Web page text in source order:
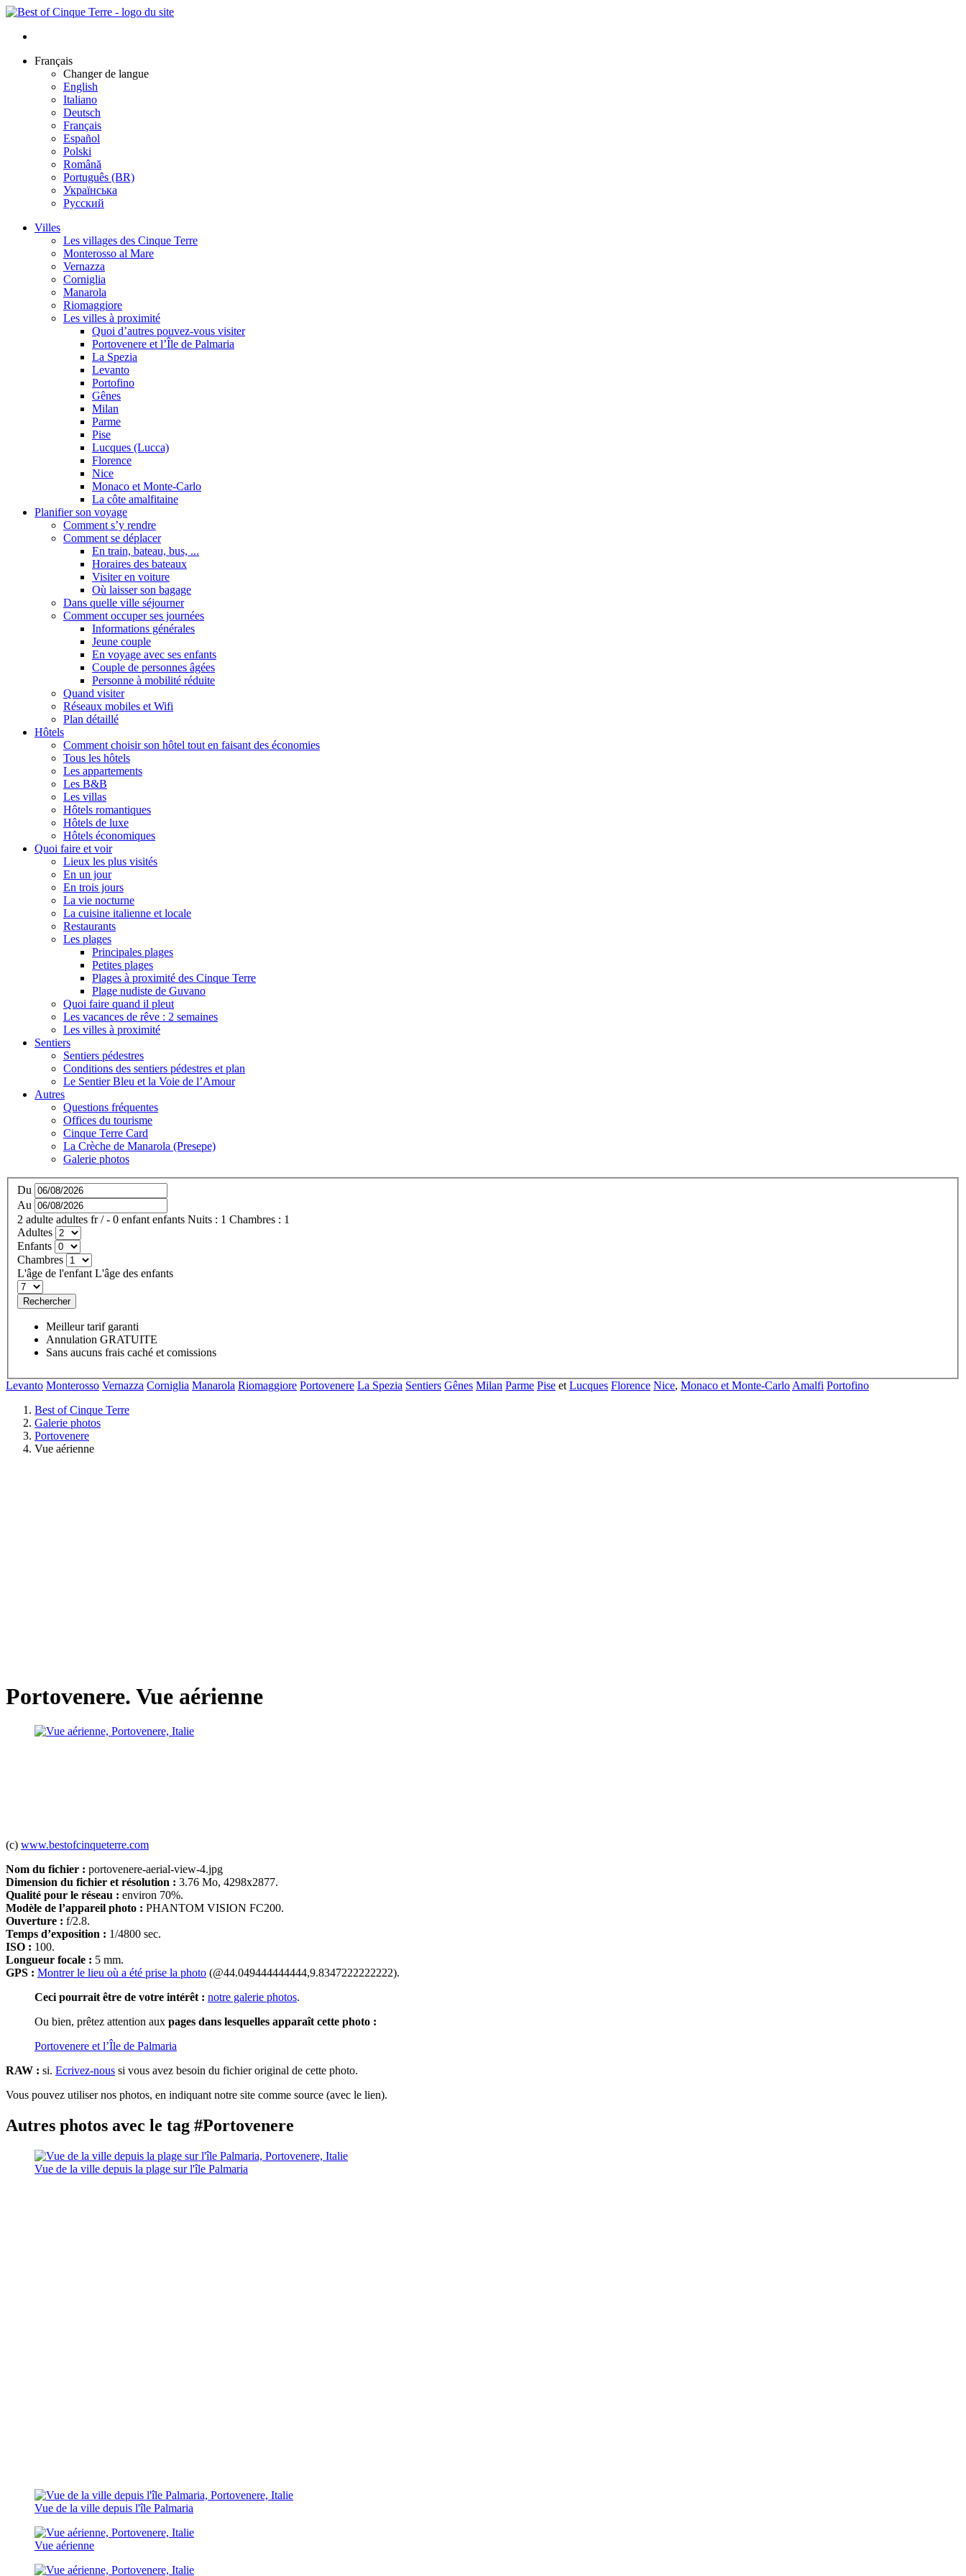
Français
Changer de langue
English
Italiano
Deutsch
Français
Español
Polski
Română
Português (BR)
Українська
Русский
Villes
Les villages des Cinque Terre
Monterosso al Mare
Vernazza
Corniglia
Manarola
Riomaggiore
Les villes à proximité
Quoi d’autres pouvez-vous visiter
Portovenere et l’Île de Palmaria
La Spezia
Levanto
Portofino
Gênes
Milan
Parme
Pise
Lucques (Lucca)
Florence
Nice
Monaco et Monte-Carlo
La côte amalfitaine
Planifier son voyage
Comment s’y rendre
Comment se déplacer
En train, bateau, bus, ...
Horaires des bateaux
Visiter en voiture
Où laisser son bagage
Dans quelle ville séjourner
Comment occuper ses journées
Informations générales
Jeune couple
En voyage avec ses enfants
Couple de personnes âgées
Personne à mobilité réduite
Quand visiter
Réseaux mobiles et Wifi
Plan détaillé
Hôtels
Comment choisir son hôtel tout en faisant des économies
Tous les hôtels
Les appartements
Les B&B
Les villas
Hôtels romantiques
Hôtels de luxe
Hôtels économiques
Quoi faire et voir
Lieux les plus visités
En un jour
En trois jours
La vie nocturne
La cuisine italienne et locale
Restaurants
Les plages
Principales plages
Petites plages
Plages à proximité des Cinque Terre
Plage nudiste de Guvano
Quoi faire quand il pleut
Les vacances de rêve : 2 semaines
Les villes à proximité
Sentiers
Sentiers pédestres
Conditions des sentiers pédestres et plan
Le Sentier Bleu et la Voie de l’Amour
Autres
Questions fréquentes
Offices du tourisme
Cinque Terre Card
La Crèche de Manarola (Presepe)
Galerie photos
Du
Au
2 adulte adultes fr / - 0 enfant enfants Nuits : 1 Chambres : 1
Adultes
Enfants
Chambres
L'âge de l'enfant L'âge des enfants
Rechercher
Meilleur tarif garanti
Annulation GRATUITE
Sans aucuns frais caché et comissions
Levanto Monterosso Vernazza Corniglia Manarola Riomaggiore Portovenere La Spezia Sentiers Gênes Milan Parme Pise et Lucques Florence Nice, Monaco et Monte-Carlo Amalfi Portofino
Best of Cinque Terre
Galerie photos
Portovenere
Vue aérienne
Portovenere. Vue aérienne
(c) www.bestofcinqueterre.com
Nom du fichier : portovenere-aerial-view-4.jpg
Dimension du fichier et résolution : 3.76 Mo, 4298x2877.
Qualité pour le réseau : environ 70%.
Modèle de l’appareil photo : PHANTOM VISION FC200.
Ouverture : f/2.8.
Temps d’exposition : 1/4800 sec.
ISO : 100.
Longueur focale : 5 mm.
GPS : Montrer le lieu où a été prise la photo (@44.049444444444,9.8347222222222).
Ceci pourrait être de votre intérêt : notre galerie photos.
Ou bien, prêtez attention aux pages dans lesquelles apparaît cette photo :
Portovenere et l’Île de Palmaria
RAW : si. Ecrivez-nous si vous avez besoin du fichier original de cette photo.
Vous pouvez utiliser nos photos, en indiquant notre site comme source (avec le lien).
Autres photos avec le tag #Portovenere
Vue de la ville depuis la plage sur l'île Palmaria
Vue de la ville depuis l'île Palmaria
Vue aérienne